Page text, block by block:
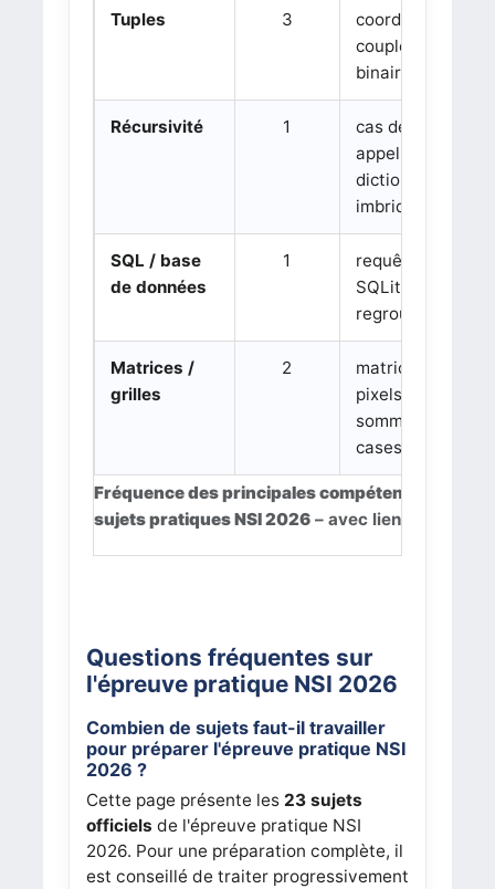
Fréquence des principales compétences
sujets pratiques NSI 2026– avec liens directs
Tuples 3
coordonnées,
couples, tuples
binaires
Récursivité 1
cas de base,
appel récursif,
dictionnaires
imbriqués
SQL / base
de données
1
requêtes
SQLite, dates,
regroupement
Matrices /
grilles
2
matrices de
pixels, grille,
somme de
cases
Questions fréquentes sur
l'épreuve pratique NSI 2026
Combien de sujets faut-il travailler
pour préparer l'épreuve pratique NSI
2026 ?
Cette page présente les 23 sujets
officiels de l'épreuve pratique NSI
2026. Pour une préparation complète, il
est conseillé de traiter progressivement